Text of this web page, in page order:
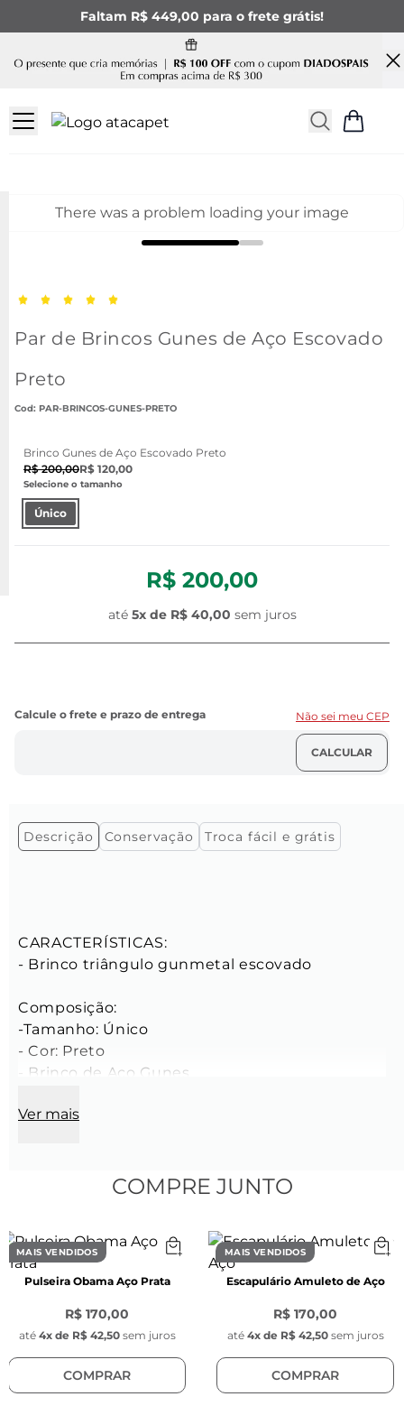
Faltam R$ 449,00 para o frete grátis!
There was a problem loading your image
Par de Brincos Gunes de Aço Escovado
Preto
: PAR-BRINCOS-GUNES-PRETO
Brinco Gunes de Aço Escovado Preto
R$ 200,00R$ 120,00
Selecione o tamanho
Único
R$ 200,00
até 5x de R$ 40,00 sem juros
Não sei meu CEP
Descrição Conservação Troca fácil e grátis
CARACTERÍSTICAS:
- Brinco triângulo gunmetal escovado
Composição:
-Tamanho: Único
- Cor: Preto
- Brinco de Aço Gunes
tem um risco reduzido de reações e alergias
com vários outros acessórios de qualquer cor
Ver mais
COMPRE JUNTO
MAIS VENDIDOS
Pulseira Obama Aço Prata
R$ 170,00
até 4x de R$ 42,50 sem juros
COMPRAR
MAIS VENDIDOS
Escapulário Amuleto de Aço
R$ 170,00
até 4x de R$ 42,50 sem juros
COMPRAR